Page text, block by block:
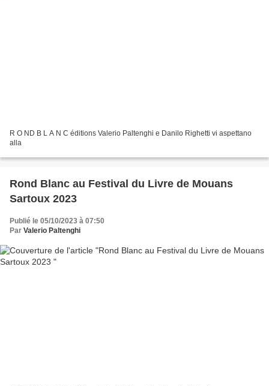
R O ND B L A N C éditions Valerio Paltenghi e Danilo Righetti vi aspettano
alla
Rond Blanc au Festival du Livre de Mouans
Sartoux 2023
Publié le 05/10/2023 à 07:50
Par Valerio Paltenghi